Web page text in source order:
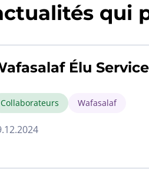
qui
Élu
Collaborateurs Wafasalaf